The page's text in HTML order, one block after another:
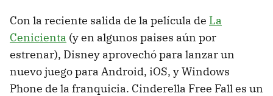
Con la reciente salida de la película de La
Cenicienta (y en algunos paises aún por
estrenar), Disney aprovechó para lanzar un
nuevo juego para Android, iOS, y Windows
Phone de la franquicia. Cinderella Free Fall es un